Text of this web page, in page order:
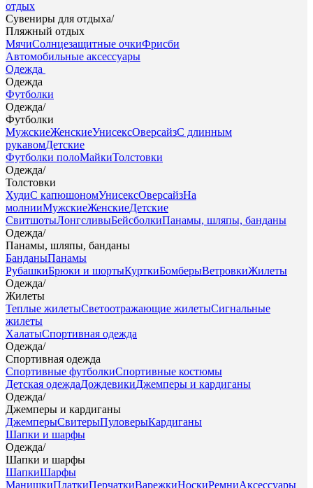
отдых
Сувениры для отдыха/
Пляжный отдых
МячиСолнцезащитные очкиФрисби
Автомобильные аксессуары
Одежда
Одежда
Футболки
Одежда/
Футболки
МужскиеЖенскиеУнисексОверсайзС длинным
рукавомДетские
Футболки полоМайкиТолстовки
Одежда/
Толстовки
ХудиС капюшономУнисексОверсайзНа
молнииМужскиеЖенскиеДетские
СвитшотыЛонгсливыБейсболкиПанамы, шляпы, банданы
Одежда/
Панамы, шляпы, банданы
БанданыПанамы
РубашкиБрюки и шортыКурткиБомберыВетровкиЖилеты
Одежда/
Жилеты
Теплые жилетыСветоотражающие жилетыСигнальные
жилеты
ХалатыСпортивная одежда
Одежда/
Спортивная одежда
Спортивные футболкиСпортивные костюмы
Детская одеждаДождевикиДжемперы и кардиганы
Одежда/
Джемперы и кардиганы
ДжемперыСвитерыПуловерыКардиганы
Шапки и шарфы
Одежда/
Шапки и шарфы
ШапкиШарфы
МанишкиПлаткиПерчаткиВарежкиНоскиРемниАксессуары